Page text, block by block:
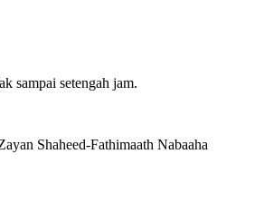
sampai setengah jam.
Shaheed-Fathimaath Nabaaha